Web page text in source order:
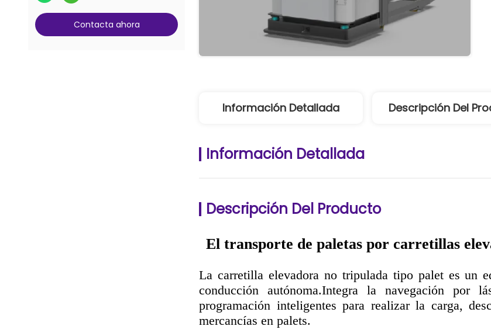
Contacta ahora
Información Detallada Descripción Del
Información Detallada
Descripción Del Producto
El transporte de paletas por carretillas
La carretilla elevadora no tripulada tipo palet es un
conducción autónoma.Integra la navegación por
programación inteligentes para realizar la carga,
mercancías en palets.